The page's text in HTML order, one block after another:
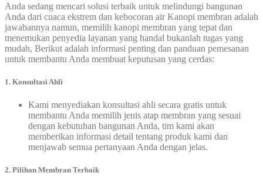
Anda sedang mencari solusi terbaik untuk melindungi bangunan
Anda dari cuaca ekstrem dan kebocoran air Kanopi membran adalah
jawabannya namun, memilih kanopi membran yang tepat dan
menemukan penyedia layanan yang handal bukanlah tugas yang
mudah, Berikut adalah informasi penting dan panduan pemesanan
untuk membantu Anda membuat keputusan yang cerdas:
1. Konsultasi Ahli
Kami menyediakan konsultasi ahli secara gratis untuk
membantu Anda memilih jenis atap membran yang sesuai
dengan kebutuhan bangunan Anda, tim kami akan
memberikan informasi detail tentang produk kami dan
menjawab semua pertanyaan Anda dengan jelas.
2. Pilihan Membran Terbaik